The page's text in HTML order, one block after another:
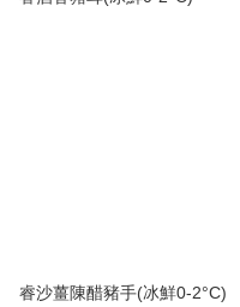
睿沙薑陳醋豬手(冰鮮0-2°C)